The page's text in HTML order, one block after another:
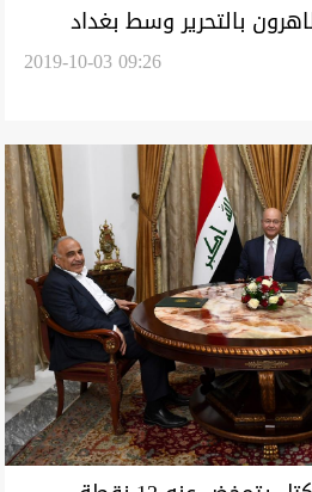
بالتحرير وسط بغداد
2019-10-03 09:26